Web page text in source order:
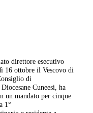
direttore esecutivo
16 ottobre il Vescovo di
di
Cuneesi, ha
un mandato per cinque
1°